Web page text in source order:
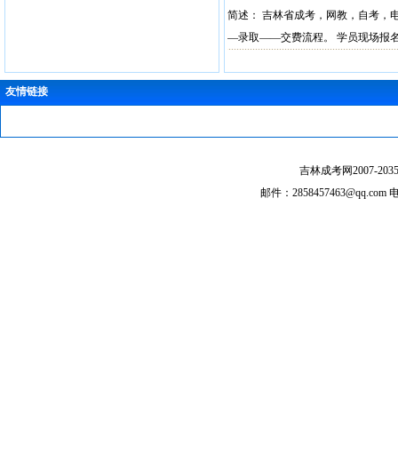
简述： 吉林省成考，网教，自考，
—录取——交费流程。 学员现场报
友情链接
吉林成考网2007-
邮件：